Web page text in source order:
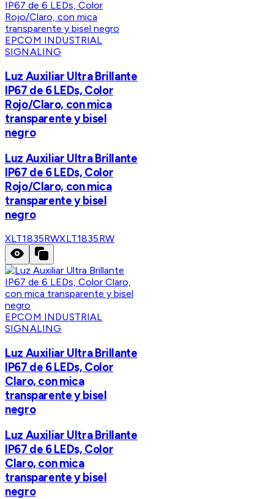
EPCOM INDUSTRIAL
SIGNALING
Luz Auxiliar Ultra Brillante
IP67 de 6 LEDs, Color
Rojo/Claro, con mica
transparente y bisel
negro
Luz Auxiliar Ultra Brillante
IP67 de 6 LEDs, Color
Rojo/Claro, con mica
transparente y bisel
negro
XLT1835RWXLT1835RW
EPCOM INDUSTRIAL
SIGNALING
Luz Auxiliar Ultra Brillante
IP67 de 6 LEDs, Color
Claro, con mica
transparente y bisel
negro
Luz Auxiliar Ultra Brillante
IP67 de 6 LEDs, Color
Claro, con mica
transparente y bisel
negro